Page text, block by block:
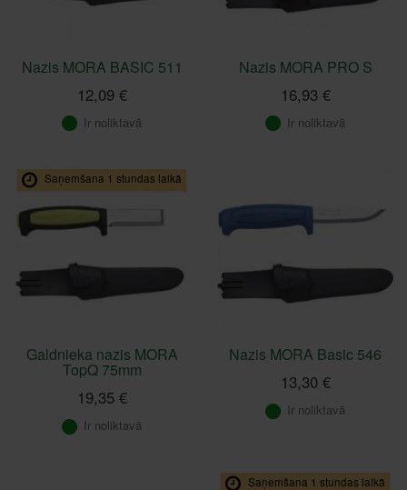
Nazis MORA BASIC 511
12,09 €
Ir noliktavā
Nazis MORA PRO S
16,93 €
Ir noliktavā
Saņemšana 1 stundas laikā
Galdnieka nazis MORA
TopQ 75mm
19,35 €
Ir noliktavā
Nazis MORA Basic 546
13,30 €
Ir noliktavā
Saņemšana 1 stundas laikā